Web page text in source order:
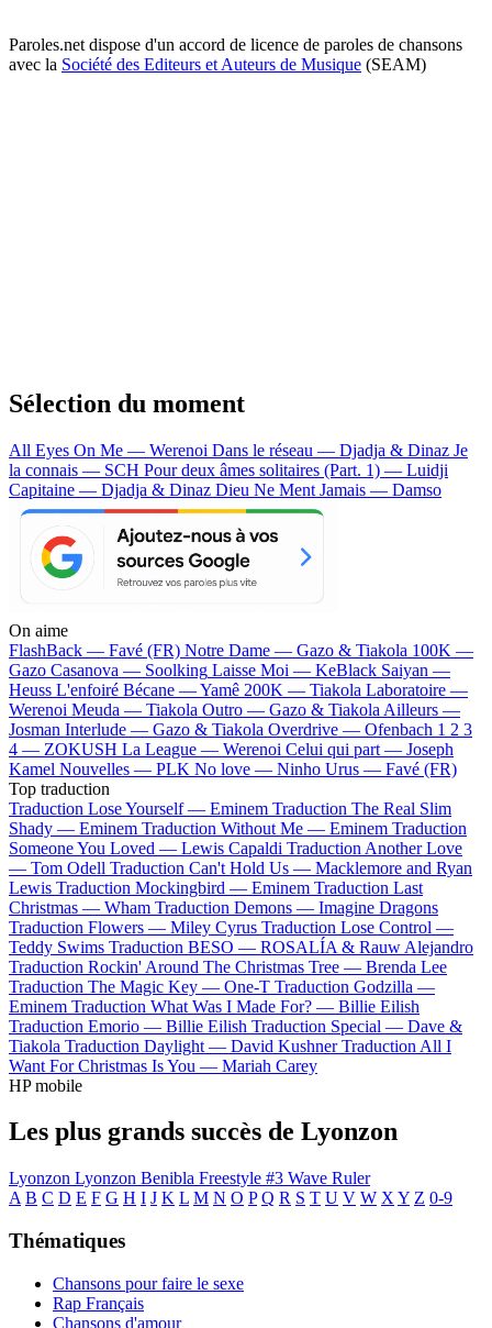
Paroles.net dispose d'un accord de licence de paroles de chansons
avec la Société des Editeurs et Auteurs de Musique (SEAM)
Sélection du moment
All Eyes On Me — Werenoi Dans le réseau — Djadja & Dinaz Je
la connais — SCH Pour deux âmes solitaires (Part. 1) — Luidji
Capitaine — Djadja & Dinaz Dieu Ne Ment Jamais — Damso
On aime
FlashBack — Favé (FR) Notre Dame — Gazo & Tiakola 100K —
Gazo Casanova — Soolking Laisse Moi — KeBlack Saiyan —
Heuss L'enfoiré Bécane —Yamê 200K — Tiakola Laboratoire —
Werenoi Meuda — Tiakola Outro — Gazo & Tiakola Ailleurs —
Josman Interlude — Gazo & Tiakola Overdrive — Ofenbach 1 2 3
4 — ZOKUSH La League — Werenoi Celui qui part — Joseph
Kamel Nouvelles — PLK No love — Ninho Urus — Favé (FR)
Top traduction
Traduction Lose Yourself — Eminem Traduction The Real Slim
Shady — Eminem Traduction Without Me — Eminem Traduction
Someone You Loved — Lewis Capaldi Traduction Another Love
— Tom Odell Traduction Can't Hold Us — Macklemore and Ryan
Lewis Traduction Mockingbird — Eminem Traduction Last
Christmas — Wham Traduction Demons — Imagine Dragons
Traduction Flowers — Miley Cyrus Traduction Lose Control —
Teddy Swims Traduction BESO — ROSALÍA & Rauw Alejandro
Traduction Rockin' Around The Christmas Tree — Brenda Lee
Traduction The Magic Key — One-T Traduction Godzilla —
Eminem Traduction What Was I Made For? — Billie Eilish
Traduction Emorio — Billie Eilish Traduction Special — Dave &
Tiakola Traduction Daylight — David Kushner Traduction All I
Want For Christmas Is You — Mariah Carey
HP mobile
Les plus grands succès de Lyonzon
Lyonzon Lyonzon Benibla Freestyle #3 Wave Ruler
A B C D E F G H I J K L M N O P Q R S T U V W X Y Z 0-9
Thématiques
Chansons pour faire le sexe
Rap Français
Chansons d'amour